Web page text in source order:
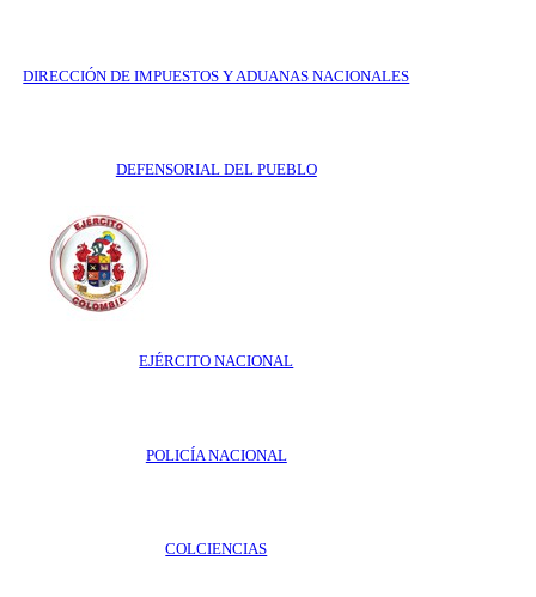
DIRECCIÓN DE IMPUESTOS Y ADUANAS NACIONALES
DEFENSORIAL DEL PUEBLO
EJÉRCITO NACIONAL
POLICÍA NACIONAL
COLCIENCIAS